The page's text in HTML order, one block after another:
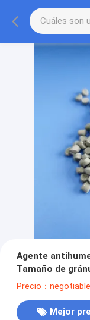
Agente
Tamaño de
automático
Precio：negotiable
Mejor